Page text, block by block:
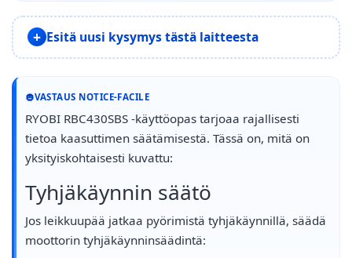
Esitä uusi kysymys tästä laitteesta
VASTAUS NOTICE-FACILE
RYOBI RBC430SBS -käyttöopas tarjoaa rajallisesti
tietoa kaasuttimen säätämisestä. Tässä on, mitä on
yksityiskohtaisesti kuvattu:
Tyhjäkäynnin säätö
Jos leikkuupää jatkaa pyörimistä tyhjäkäynnillä, säädä
moottorin tyhjäkäynninsäädintä: